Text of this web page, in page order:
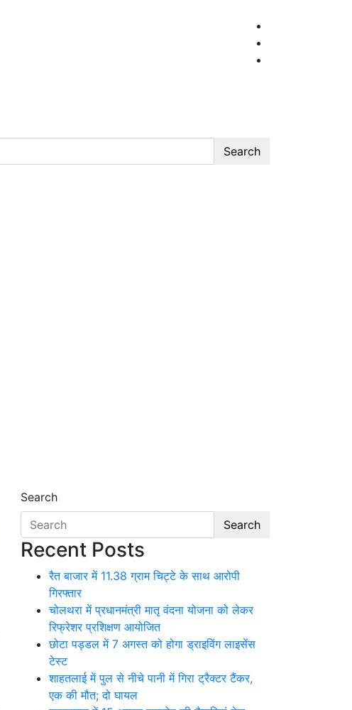
Search
Search
Search
Recent Posts
रैत बाजार में 11.38 ग्राम चिट्टे के साथ आरोपी
गिरफ्तार
चोलथरा में प्रधानमंत्री मातृ वंदना योजना को लेकर
रिफ्रेशर प्रशिक्षण आयोजित
छोटा पड्डल में 7 अगस्त को होगा ड्राइविंग लाइसेंस
टेस्ट
शाहतलाई में पुल से नीचे पानी में गिरा ट्रैक्टर टैंकर,
एक की मौत; दो घायल